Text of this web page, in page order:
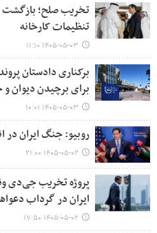
تخریب صلح؛ بازگشت
تنظیمات کارخانه
۱۴۰۵-۰۵-۰۳ ۱۱:۱۰
برکناری دادستان
برای برچیدن دیوان
۱۴۰۵-۰۵-۰۳ ۱۰:۰۱
روبیو: جنگ ایران در
۱۴۰۵-۰۵-۰۲ ۲۱:۰۰
پروژه تخریب جی‌دی
ایران در گرداب
۱۴۰۵-۰۵-۰۲ ۱۷:۵۰